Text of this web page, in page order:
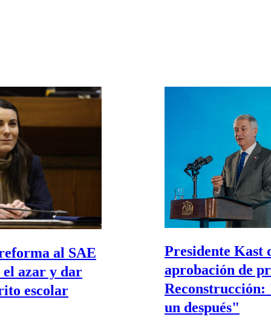
al SAE
el azar y dar
escolar
Presidente Kast
aprobación de
Reconstrucción:
un después"